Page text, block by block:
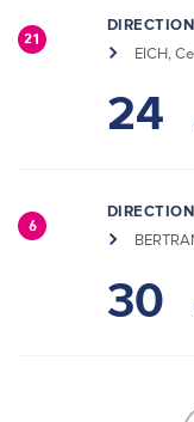
21
DIRECTION
EICH,
24
6
DIRECTION
30